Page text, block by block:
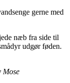
gerne med
næb fra side til
udgør føden.
Mose